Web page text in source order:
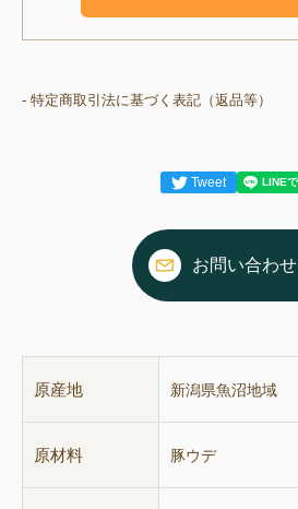
- 特定商取引法に基づく表記（返品等）
Tweet
お問い合わせ
原産地 新潟県魚沼地域
原材料 豚ウデ